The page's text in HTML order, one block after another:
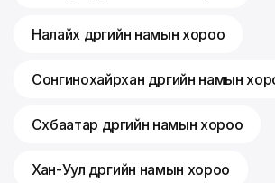
Налайх дүүргийн намын хороо
Сонгинохайрхан дүүргийн намын
Сүхбаатар дүүргийн намын хороо
Хан-Уул дүүргийн намын хороо